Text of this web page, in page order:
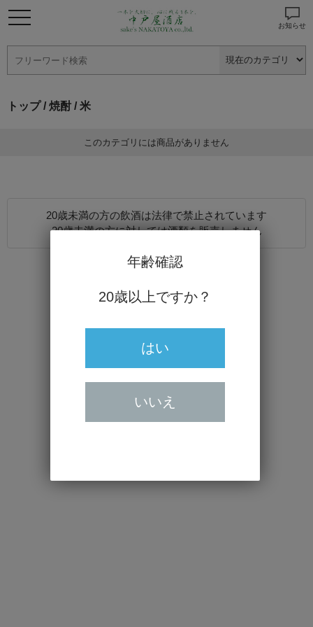
お知らせ
トップ/ 焼酎 / 米
このカテゴリには商品がありません
20歳未満の方の飲酒は法律で禁止されています
20歳未満の方に対しては酒類を販売しません
年齢確認
20歳以上ですか？
はい
いいえ